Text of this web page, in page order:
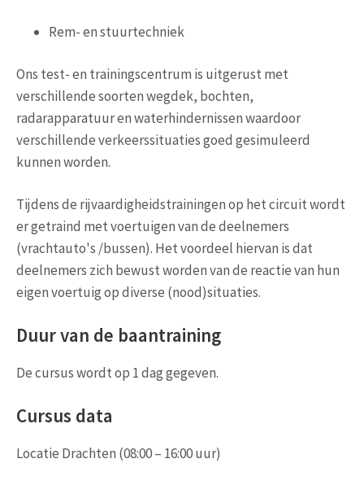
Rem- en stuurtechniek
Ons test- en trainingscentrum is uitgerust met
verschillende soorten wegdek, bochten,
radarapparatuur en waterhindernissen waardoor
verschillende verkeerssituaties goed gesimuleerd
kunnen worden.
Tijdens de rijvaardigheidstrainingen op het circuit wordt
er getraind met voertuigen van de deelnemers
(vrachtauto's /bussen). Het voordeel hiervan is dat
deelnemers zich bewust worden van de reactie van hun
eigen voertuig op diverse (nood)situaties.
Duur van de baantraining
De cursus wordt op 1 dag gegeven.
Cursus data
Locatie Drachten (08:00 – 16:00 uur)